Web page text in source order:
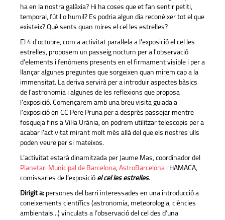
ha en la nostra galàxia? Hi ha coses que et fan sentir petiti,
temporal, fútil o humil? Es podria algun dia reconèixer tot el que
existeix? Què sents quan mires el cel les estrelles?
El 4 d'octubre, com a activitat paral·lela a l'exposició el cel les
estrelles, proposem un passeig nocturn per a l'observació
d'elements i fenòmens presents en el firmament visible i per a
llançar algunes preguntes que sorgeixen quan mirem cap a la
immensitat. La deriva servirà per a introduir aspectes bàsics
de l'astronomia i algunes de les reflexions que proposa
l'exposició. Començarem amb una breu visita guiada a
l'exposició en CC Pere Pruna per a després passejar mentre
fosqueja fins a Vil·la Urània, on podrem utilitzar telescopis per a
acabar l'activitat mirant molt més allà del que els nostres ulls
poden veure per si mateixos.
L’activitat estarà dinamitzada per Jaume Mas, coordinador del
Planetari Municipal de Barcelona, AstroBarcelona i HAMACA,
comissaries de l’exposició el cel les estrelles.
Dirigit a: persones del barri interessades en una introducció a
coneixements científics (astronomia, meteorologia, ciències
ambientals...) vinculats a l’observació del cel des d’una